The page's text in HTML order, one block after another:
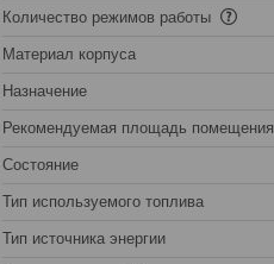
Количество режимов работы
Материал корпуса
Назначение
Рекомендуемая площадь помещения
Состояние
Тип используемого топлива
Тип источника энергии